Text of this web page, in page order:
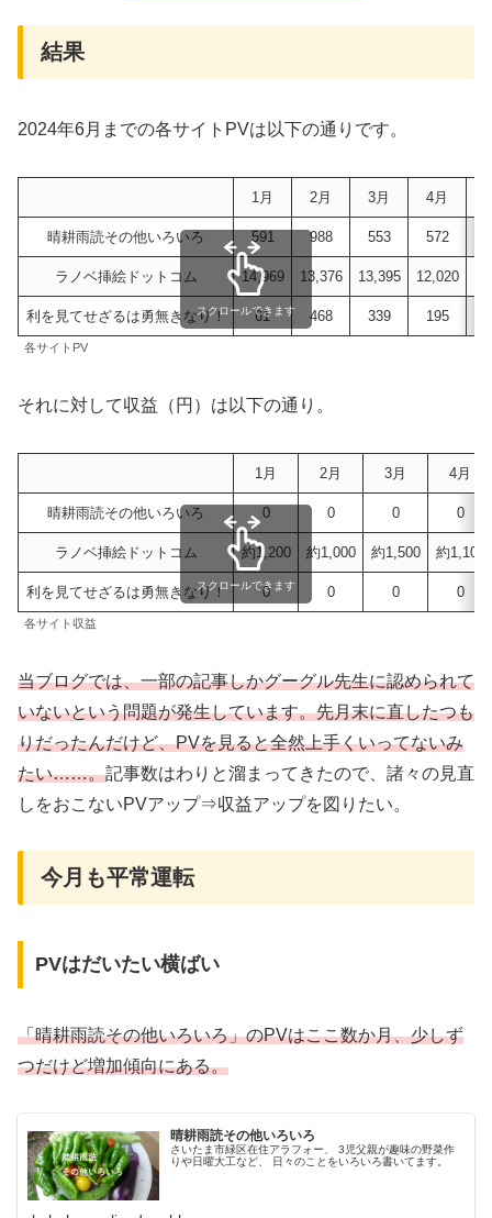
結果
2024年6月までの各サイトPVは以下の通りです。
1月 2月 3月 4月
晴耕雨読その他いろいろ 591 988 553 572
ラノベ挿絵ドットコム 14,969 13,376 13,395 12,020
利を見てせざるは勇無きなり！ 61 468 339 195
スクロールできます
各サイトPV
それに対して収益（円）は以下の通り。
1月 2月 3月 4月
晴耕雨読その他いろいろ 0 0 0 0
ラノベ挿絵ドットコム 約1,200 約1,000 約1,500 約1,100
利を見てせざるは勇無きなり！ 0 0 0 0
スクロールできます
各サイト収益
当ブログでは、一部の記事しかグーグル先生に認められて
いないという問題が発生しています。先月末に直したつも
りだったんだけど、PVを見ると全然上手くいってないみ
たい……。記事数はわりと溜まってきたので、諸々の見直
しをおこないPVアップ⇒収益アップを図りたい。
今月も平常運転
PVはだいたい横ばい
「晴耕雨読その他いろいろ」のPVはここ数か月、少しず
つだけど増加傾向にある。
晴耕雨読その他いろいろ
さいたま市緑区在住アラフォー、 3児父親が趣味の野菜作
りや日曜大工など、 日々のことをいろいろ書いてます。